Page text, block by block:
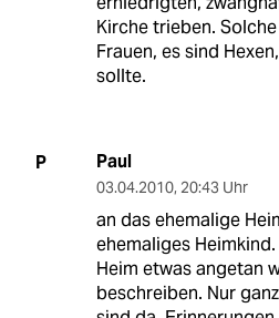
Kirche trieben.
Frauen, es sind
sollte.
P Paul
03.04.2010, 20:43 Uhr
an das ehemalige
ehemaliges
Heim etwas angetan
beschreiben. Nur